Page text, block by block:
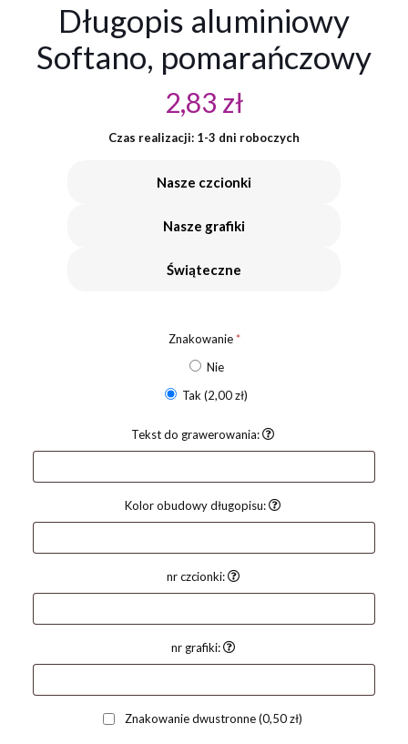
Długopis aluminiowy
Softano, pomarańczowy
2,83 zł
Czas realizacji: 1-3 dni roboczych
Nasze czcionki
Nasze grafiki
Świąteczne
Znakowanie*
Nie
Tak (2,00 zł)
Tekst do grawerowania:
Kolor obudowy długopisu:
nr czcionki:
nr grafiki:
Znakowanie dwustronne(0,50 zł)